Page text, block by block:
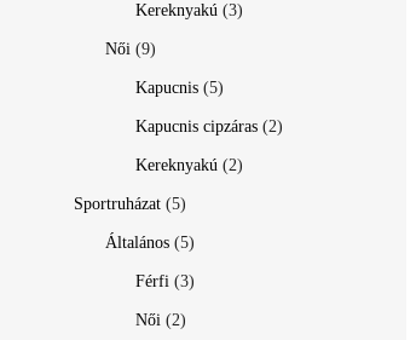
Kereknyakú (3)
Női (9)
Kapucnis (5)
Kapucnis cipzáras (2)
Kereknyakú (2)
Sportruházat (5)
Általános (5)
Férfi (3)
Női (2)